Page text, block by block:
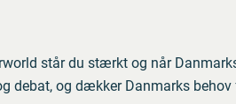
står du stærkt og når
debat, og dækker Danmarks